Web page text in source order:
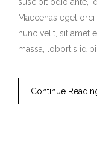
Maecenas eget
nunc velit, sit amet
massa, lobortis id
Continue